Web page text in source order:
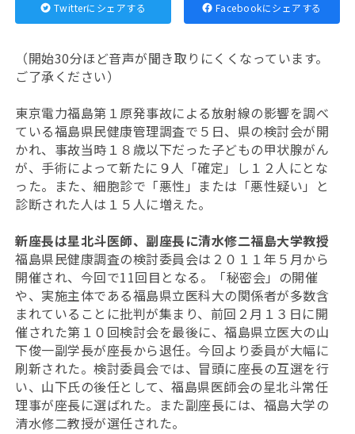
Twitterにシェアする Facebookにシェアする
（開始30分ほど音声が聞き取りにくくなっています。
ご了承ください）
東京電力福島第１原発事故による放射線の影響を調べ
ている福島県民健康管理調査で５日、県の検討会が開
かれ、事故当時１８歳以下だった子どもの甲状腺がん
が、手術によって新たに９人「確定」し１２人にとな
った。また、細胞診で「悪性」または「悪性疑い」と
診断された人は１５人に増えた。
新座長は星北斗医師、副座長に清水修二福島大学教授
福島県民健康調査の検討委員会は２０１１年５月から
開催され、今回で11回目となる。「秘密会」の開催
や、実施主体である福島県立医科大の関係者が多数含
まれていることに批判が集まり、前回２月１３日に開
催された第１０回検討会を最後に、福島県立医大の山
下俊一副学長が座長から退任。今回より委員が大幅に
刷新された。検討委員会では、冒頭に座長の互選を行
い、山下氏の後任として、福島県医師会の星北斗常任
理事が座長に選ばれた。また副座長には、福島大学の
清水修二教授が選任された。